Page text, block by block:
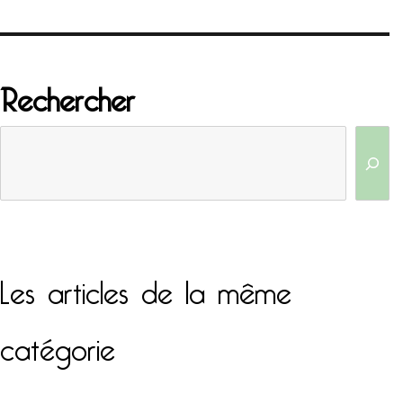
Rechercher
Les articles de la même
catégorie